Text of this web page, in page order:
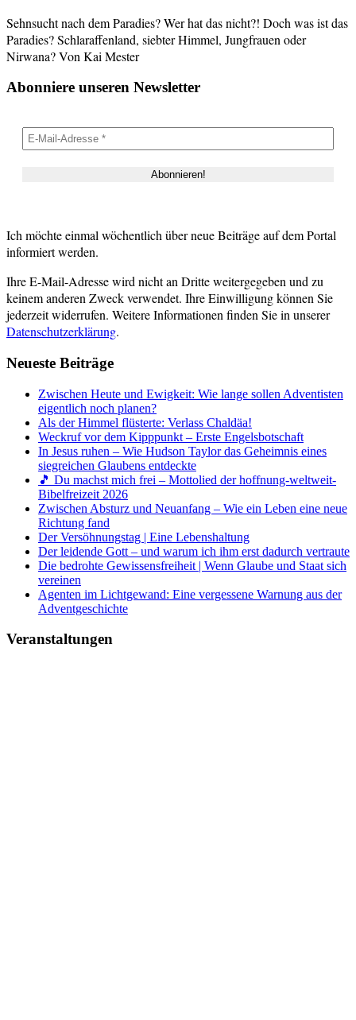
Sehnsucht nach dem Paradies? Wer hat das nicht?! Doch was ist das
Paradies? Schlaraffenland, siebter Himmel, Jungfrauen oder
Nirwana? Von Kai Mester
Abonniere unseren Newsletter
Ich möchte einmal wöchentlich über neue Beiträge auf dem Portal
informiert werden.
Ihre E-Mail-Adresse wird nicht an Dritte weitergegeben und zu
keinem anderen Zweck verwendet. Ihre Einwilligung können Sie
jederzeit widerrufen. Weitere Informationen finden Sie in unserer
Datenschutzerklärung.
Neueste Beiträge
Zwischen Heute und Ewigkeit: Wie lange sollen Adventisten
eigentlich noch planen?
Als der Himmel flüsterte: Verlass Chaldäa!
Weckruf vor dem Kipppunkt – Erste Engelsbotschaft
In Jesus ruhen – Wie Hudson Taylor das Geheimnis eines
siegreichen Glaubens entdeckte
🎵 Du machst mich frei – Mottolied der hoffnung-weltweit-
Bibelfreizeit 2026
Zwischen Absturz und Neuanfang – Wie ein Leben eine neue
Richtung fand
Der Versöhnungstag | Eine Lebenshaltung
Der leidende Gott – und warum ich ihm erst dadurch vertraute
Die bedrohte Gewissensfreiheit | Wenn Glaube und Staat sich
vereinen
Agenten im Lichtgewand: Eine vergessene Warnung aus der
Adventgeschichte
Veranstaltungen